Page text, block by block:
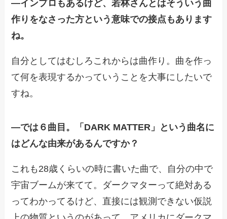
―インプロもあるけど、若林さんとはそういう曲
作りをなさった方という意味での接点もあります
ね。
自分としてはむしろこれからは曲作り。曲を作っ
て何を表現するかっていうことを大事にしたいで
すね。
―では６曲目。「DARK MATTER」という曲名に
はどんな由来があるんですか？
これも28歳くらいの時に書いた曲で、自分の中で
宇宙ブームが来てて。ダークマターって絶対ある
ってわかってるけど、直接には観測できない仮説